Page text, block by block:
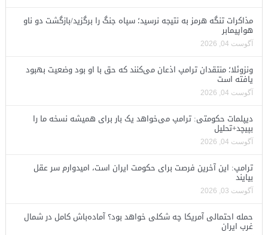
مذاکرات تنگه هرمز به نتیجه نرسید؛ سپاه جنگ را برگزید/بازگشت دو ناو
هواپیمابر
آگوست 04, 2026
ونزوئلا؛ منتقدان ترامپ اذعان می‌کنند که حق با او بود وضعیت بهبود
یافته است
آگوست 04, 2026
دیپلمات حکومتی: ترامپ می‌خواهد یک بار برای همیشه نسخه ما را
بپیچد+تحلیل
آگوست 04, 2026
ترامپ: این آخرین فرصت برای حکومت ایران است، امیدوارم سر عقل
بیایند
آگوست 03, 2026
حمله احتمالی آمریکا چه شکلی خواهد بود؟ آماده‌باش کامل در شمال
غرب ایران